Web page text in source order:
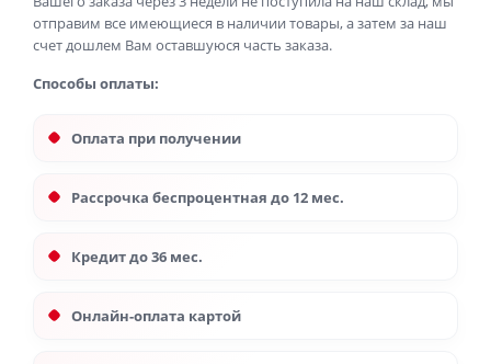
отправим все имеющиеся в наличии товары, а затем за наш
счет дошлем Вам оставшуюся часть заказа.
Способы оплаты:
Оплата при получении
Рассрочка беспроцентная до 12 мес.
Кредит до 36 мес.
Онлайн-оплата картой